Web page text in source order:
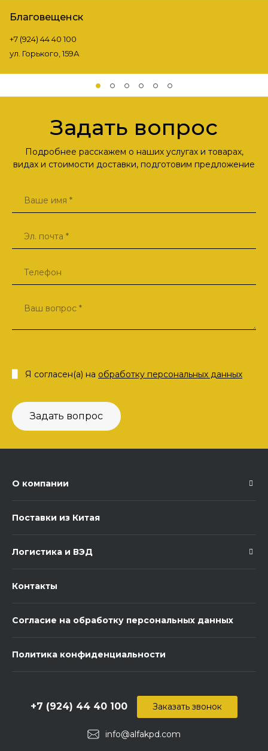
Благовещенск
+7 (924) 44 40 100
ул. Горького, 159А
Задать вопрос
Подробнее расскажем о наших услугах и товарах,
видах и стоимости доставки, подготовим предложение
Задать вопрос
Я согласен(а) на обработку персональных данных
О компании
Поставки из Китая
Логистика и ВЭД
Контакты
Согласие на обработку персональных данных
Политика конфиденциальности
info@alfakpd.com
+7 (924) 44 40 100 Заказать звонок